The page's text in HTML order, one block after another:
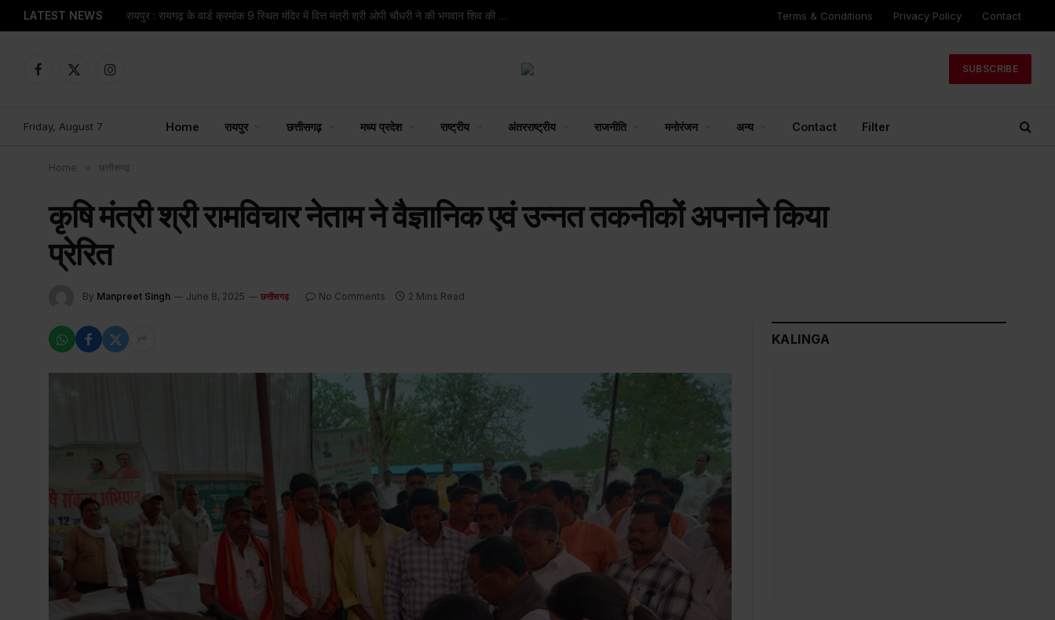
LATEST NEWS रायपुर : रायगढ़ के वार्ड क्रमांक 9 स्थित मंदिर में वित्त मंत्री श्री ओपी चौधरी ने की भगवान शिव की पूजा-अर्चना Terms & Conditions Privacy Policy Contact
Facebook
X
Instagram
SUBSCRIBE
Friday, August 7 Home रायपुर छत्तीसगढ़ मध्य प्रदेश राष्ट्रीय अंतरराष्ट्रीय राजनीति मनोरंजन अन्य Contact Filter
Home छत्तीसगढ़
कृषि मंत्री श्री रामविचार नेताम ने वैज्ञानिक एवं उन्नत तकनीकों अपनाने किया
प्रेरित
By Manpreet Singh June 8, 2025 छत्तीसगढ़ No Comments 2 Mins Read
KALINGA